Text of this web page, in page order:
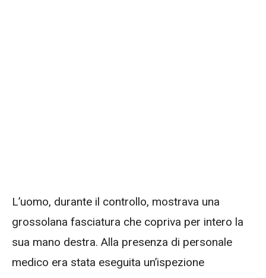
L’uomo, durante il controllo, mostrava una
grossolana fasciatura che copriva per intero la
sua mano destra. Alla presenza di personale
medico era stata eseguita un’ispezione